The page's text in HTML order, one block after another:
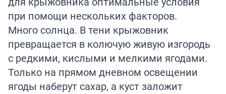
при помощи нескольких факторов.
Много солнца. В тени крыжовник
превращается в колючую живую изгородь
с редкими, кислыми и мелкими ягодами.
Только на прямом дневном освещении
ягоды наберут сахар, а куст заложит